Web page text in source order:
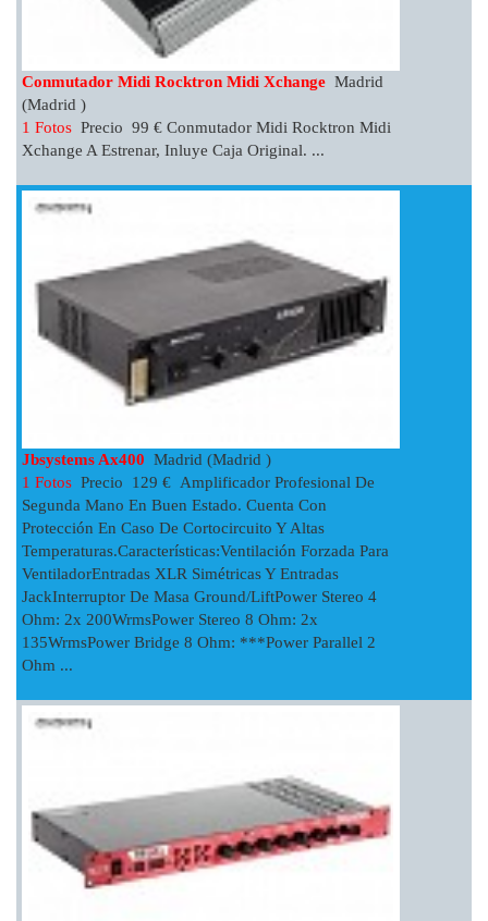
Conmutador Midi Rocktron Midi Xchange Madrid
(Madrid )
1 Fotos Precio 99 € Conmutador Midi Rocktron Midi
Xchange A Estrenar, Inluye Caja Original. ...
Jbsystems Ax400 Madrid (Madrid )
1 Fotos Precio 129 € Amplificador Profesional De
Segunda Mano En Buen Estado. Cuenta Con
Protección En Caso De Cortocircuito Y Altas
Temperaturas.Características:Ventilación Forzada Para
VentiladorEntradas XLR Simétricas Y Entradas
JackInterruptor De Masa Ground/liftPower Stereo 4
Ohm: 2x 200WrmsPower Stereo 8 Ohm: 2x
135WrmsPower Bridge 8 Ohm: ***Power Parallel 2
Ohm ...